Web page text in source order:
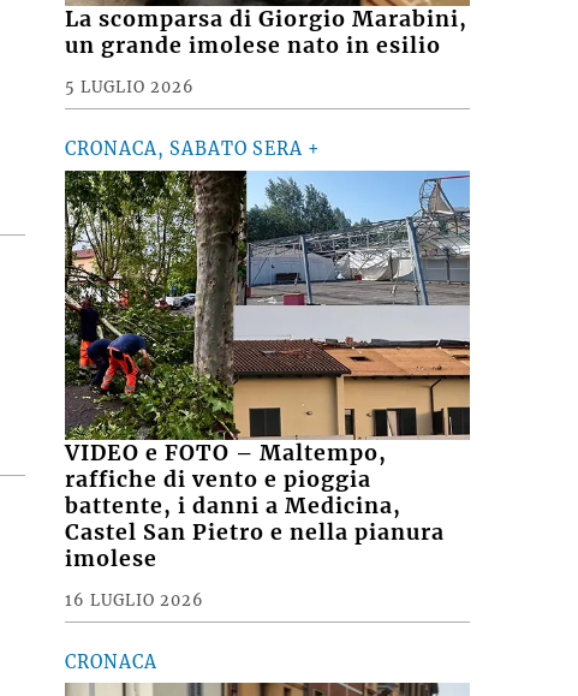
La scomparsa di Giorgio Marabini,
un grande imolese nato in esilio
5 LUGLIO 2026
CRONACA, SABATO SERA +
VIDEO e FOTO – Maltempo,
raffiche di vento e pioggia
battente, i danni a Medicina,
Castel San Pietro e nella pianura
imolese
16 LUGLIO 2026
CRONACA